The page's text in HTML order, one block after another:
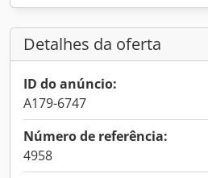
Detalhes da oferta
ID do anúncio:
A179-6747
Número de referência:
4958